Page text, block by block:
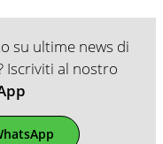
su ultime news di
Iscriviti al nostro